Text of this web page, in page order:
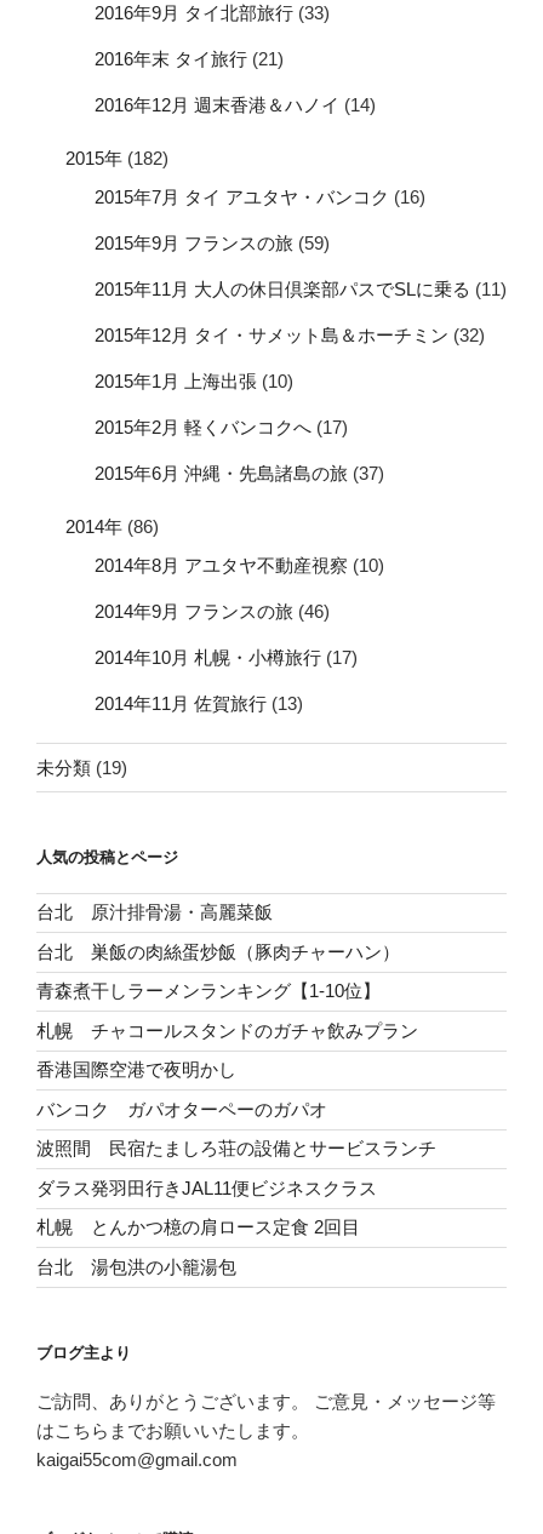
2016年9月 タイ北部旅行 (33)
2016年末 タイ旅行 (21)
2016年12月 週末香港＆ハノイ (14)
2015年 (182)
2015年7月 タイ アユタヤ・バンコク (16)
2015年9月 フランスの旅 (59)
2015年11月 大人の休日倶楽部パスでSLに乗る (11)
2015年12月 タイ・サメット島＆ホーチミン (32)
2015年1月 上海出張 (10)
2015年2月 軽くバンコクへ (17)
2015年6月 沖縄・先島諸島の旅 (37)
2014年 (86)
2014年8月 アユタヤ不動産視察 (10)
2014年9月 フランスの旅 (46)
2014年10月 札幌・小樽旅行 (17)
2014年11月 佐賀旅行 (13)
未分類 (19)
人気の投稿とページ
台北 原汁排骨湯・高麗菜飯
台北 巣飯の肉絲蛋炒飯（豚肉チャーハン）
青森煮干しラーメンランキング【1-10位】
札幌 チャコールスタンドのガチャ飲みプラン
香港国際空港で夜明かし
バンコク ガパオターペーのガパオ
波照間 民宿たましろ荘の設備とサービスランチ
ダラス発羽田行きJAL11便ビジネスクラス
札幌 とんかつ檍の肩ロース定食 2回目
台北 湯包洪の小籠湯包
ブログ主より
ご訪問、ありがとうございます。 ご意見・メッセージ等
はこちらまでお願いいたします。
kaigai55com@gmail.com